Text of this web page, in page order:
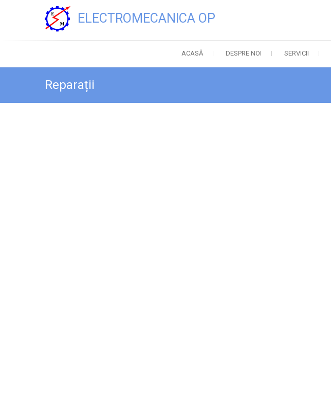
ELECTROMECANICA OP
ACASĂ DESPRE NOI SERVICII
Reparații